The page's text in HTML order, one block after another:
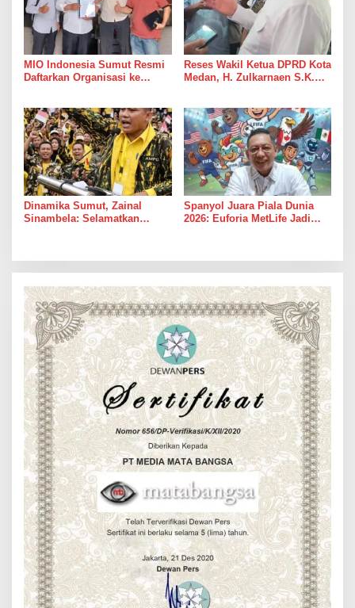
MIO Indonesia Sumut Resmi
Daftarkan Organisasi ke
Media Online
Reses Wakil Ketua DPRD Kota
Medan, H. Zulkarnaen S.K.M
Perjuangan Diaspal Mulus
Dinamika Sumut, Zainal
Sinambela: Selamatkan
Spanyol Juara Piala Dunia
2026: Euforia MetLife Jadi